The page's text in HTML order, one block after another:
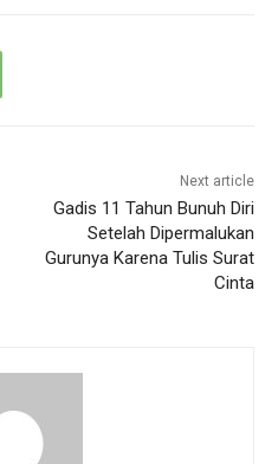
Next article
Gadis 11 Tahun Bunuh Diri
Setelah Dipermalukan
Gurunya Karena Tulis Surat
Cinta